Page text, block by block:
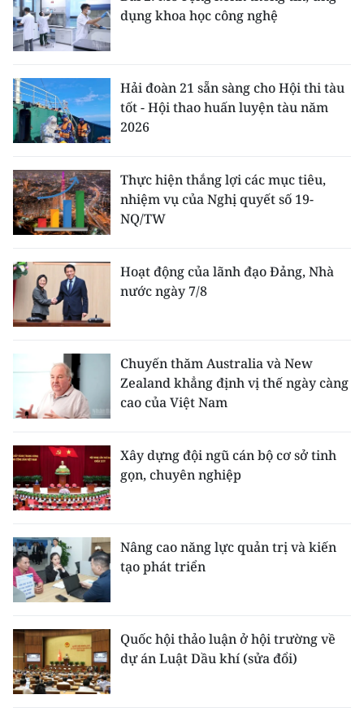
dụng khoa học công nghệ
Hải đoàn 21 sẵn sàng cho Hội thi tàu
tốt - Hội thao huấn luyện tàu năm
2026
Thực hiện thắng lợi các mục tiêu,
nhiệm vụ của Nghị quyết số 19-
NQ/TW
Hoạt động của lãnh đạo Đảng, Nhà
nước ngày 7/8
Chuyến thăm Australia và New
Zealand khẳng định vị thế ngày càng
cao của Việt Nam
Xây dựng đội ngũ cán bộ cơ sở tinh
gọn, chuyên nghiệp
Nâng cao năng lực quản trị và kiến
tạo phát triển
Quốc hội thảo luận ở hội trường về
dự án Luật Dầu khí (sửa đổi)